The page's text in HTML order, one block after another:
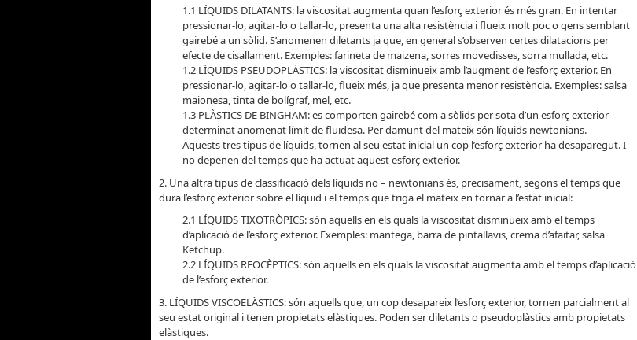
1.1 LÍQUIDS DILATANTS: la viscositat augmenta quan l’esforç exterior és més gran. En intentar
pressionar-lo, agitar-lo o tallar-lo, presenta una alta resistència i flueix molt poc o gens semblant
gairebé a un sòlid. S’anomenen diletants ja que, en general s’observen certes dilatacions per
efecte de cisallament. Exemples: farineta de maizena, sorres movedisses, sorra mullada, etc.
1.2 LÍQUIDS PSEUDOPLÀSTICS: la viscositat disminueix amb l’augment de l’esforç exterior. En
pressionar-lo, agitar-lo o tallar-lo, flueix més, ja que presenta menor resistència. Exemples: salsa
maionesa, tinta de bolígraf, mel, etc.
1.3 PLÀSTICS DE BINGHAM: es comporten gairebé com a sòlids per sota d’un esforç exterior
determinat anomenat límit de fluïdesa. Per damunt del mateix són líquids newtonians.
Aquests tres tipus de líquids, tornen al seu estat inicial un cop l’esforç exterior ha desaparegut. I
no depenen del temps que ha actuat aquest esforç exterior.
2. Una altra tipus de classificació dels líquids no – newtonians és, precisament, segons el temps que
dura l’esforç exterior sobre el líquid i el temps que triga el mateix en tornar a l’estat inicial:
2.1 LÍQUIDS TIXOTRÒPICS: són aquells en els quals la viscositat disminueix amb el temps
d’aplicació de l’esforç exterior. Exemples: mantega, barra de pintallavis, crema d’afaitar, salsa
Ketchup.
2.2 LÍQUIDS REOCÈPTICS: són aquells en els quals la viscositat augmenta amb el temps d’aplicació
de l’esforç exterior.
3. LÍQUIDS VISCOELÀSTICS: són aquells que, un cop desapareix l’esforç exterior, tornen parcialment al
seu estat original i tenen propietats elàstiques. Poden ser diletants o pseudoplàstics amb propietats
elàstiques.